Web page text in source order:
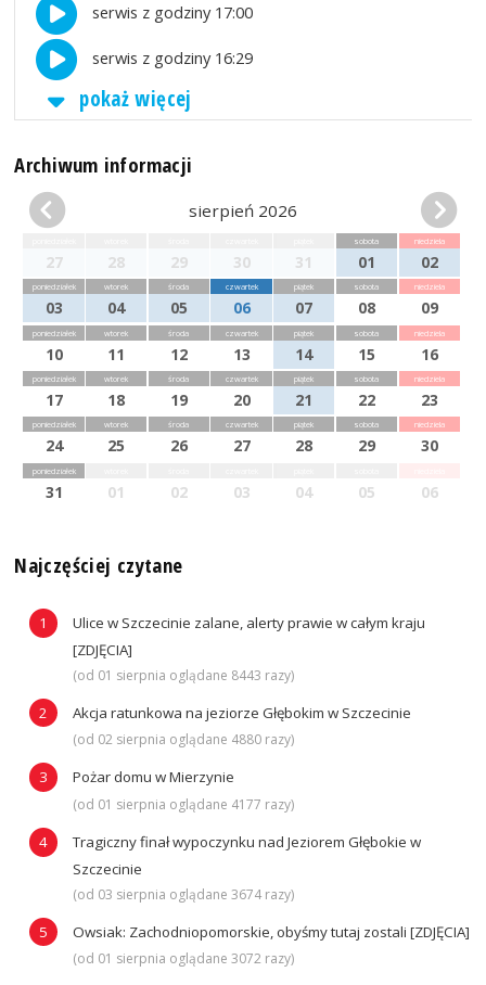
serwis z godziny 17:00
serwis z godziny 16:29
pokaż więcej
Archiwum informacji
sierpień 2026
27 28 29 30 31
sobota
01
niedziela
02
poniedziałek
03
wtorek
04
środa
05
czwartek
06
piątek
07
sobota
08
niedziela
09
poniedziałek
10
wtorek
11
środa
12
czwartek
13
piątek
14
sobota
15
niedziela
16
poniedziałek
17
wtorek
18
środa
19
czwartek
20
piątek
21
sobota
22
niedziela
23
poniedziałek
24
wtorek
25
środa
26
czwartek
27
piątek
28
sobota
29
niedziela
30
poniedziałek
31 01 02 03 04 05 06
Najczęściej czytane
Ulice w Szczecinie zalane, alerty prawie w całym kraju
[ZDJĘCIA]
(od 01 sierpnia oglądane 8443 razy)
Akcja ratunkowa na jeziorze Głębokim w Szczecinie
(od 02 sierpnia oglądane 4880 razy)
Pożar domu w Mierzynie
(od 01 sierpnia oglądane 4177 razy)
Tragiczny finał wypoczynku nad Jeziorem Głębokie w
Szczecinie
(od 03 sierpnia oglądane 3674 razy)
Owsiak: Zachodniopomorskie, obyśmy tutaj zostali [ZDJĘCIA]
(od 01 sierpnia oglądane 3072 razy)